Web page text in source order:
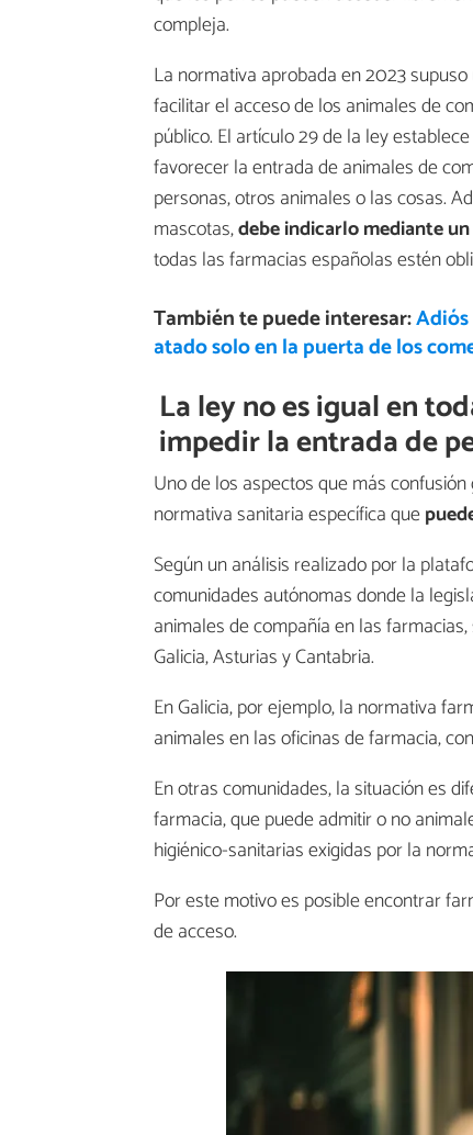
compleja.
La normativa aprobada en 2023
facilitar el acceso de los animales de
público. El artículo 29 de la ley
favorecer la entrada de animales de
personas, otros animales o las cosas.
mascotas,debe indicarlo mediante
todas las farmacias españolas estén
También te puede interesar:
atado solo en la puerta de los
La ley no es igual en
impedir la entrada de
Uno de los aspectos que más
normativa sanitaria específica que
Según un análisis realizado por la
comunidades autónomas donde la
animales de compañía en las
Galicia, Asturias y Cantabria.
En Galicia, por ejemplo, la normativa
animales en las oficinas de farmacia,
En otras comunidades, la situación es
farmacia, que puede admitir o no
higiénico-sanitarias exigidas por la
Por este motivo es posible encontrar
de acceso.